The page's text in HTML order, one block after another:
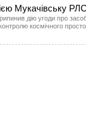
Мукачівську
дію угоди про
космічного